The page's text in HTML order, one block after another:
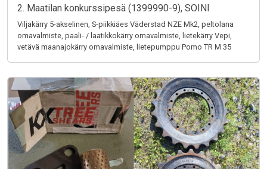
2. Maatilan konkurssipesä (1399990-9), SOINI
Viljakärry 5-akselinen, S-piikkiäes Väderstad NZE Mk2, peltolana
omavalmiste, paali- / laatikkokärry omavalmiste, lietekärry Vepi,
vetävä maanajokärry omavalmiste, lietepumppu Pomo TR M 35